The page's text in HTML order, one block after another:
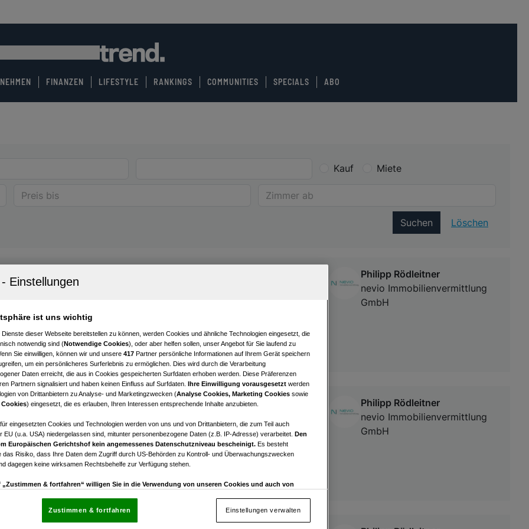
FINANZEN LIFESTYLE RANKINGS COMMUNITIES SPECIALS ABO
Kauf Miete
Suchen Löschen
Ordinations- und Bürofläche neben AKH - ca. 290 m² + Terrasse
€ 5.415,83
Nettomiete
Philipp Rödleitner
nevio Immobilienvermittlung
GmbH
Bestlage!
€ 3.820,28
Nettomiete
Philipp Rödleitner
nevio Immobilienvermittlung
GmbH
ist uns wichtig
Dienste dieser Webseite bereitstellen zu können, werden Cookies und ähnliche Technologien eingesetzt, die
notwendig sind (Notwendige Cookies), oder aber helfen sollen, unser Angebot für Sie laufend zu
Sie einwilligen, können wir und unsere 417 Partner persönliche Informationen auf Ihrem Gerät speichern
um ein persönlicheres Surferlebnis zu ermöglichen. Dies wird durch die Verarbeitung
Daten erreicht, die aus in Cookies gespeicherten Surfdaten erhoben werden. Diese Präferenzen
Partnern signalisiert und haben keinen Einfluss auf Surfdaten. Ihre Einwilligung vorausgesetzt werden
von Drittanbietern zu Analyse- und Marketingzwecken (Analyse Cookies, Marketing Cookies sowie
) eingesetzt, die es erlauben, Ihren Interessen entsprechende Inhalte anzubieten.
eingesetzten Cookies und Technologien werden von uns und von Drittanbietern, die zum Teil auch
EU (u.a. USA) niedergelassen sind, mitunter personenbezogene Daten (z.B. IP-Adresse) verarbeitet. Den
Europäischen Gerichtshof kein angemessenes Datenschutzniveau bescheinigt. Es besteht
das Risiko, dass Ihre Daten dem Zugriff durch US-Behörden zu Kontroll- und Überwachungszwecken
dagegen keine wirksamen Rechtsbehelfe zur Verfügung stehen.
„Zustimmen & fortfahren“ willigen Sie in die Verwendung von unseren Cookies und auch von
die sich auf jeder Seite unten im Footer befinden.
Einstellungen verwalten
Zustimmen & fortfahren